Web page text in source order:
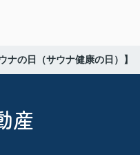
ナの日（サウナ健康の日）】
産